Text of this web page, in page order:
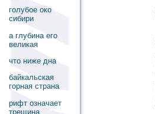
голубое око
сибири
а глубина его
великая
что ниже дна
байкальская
горная страна
рифт означает
трещина